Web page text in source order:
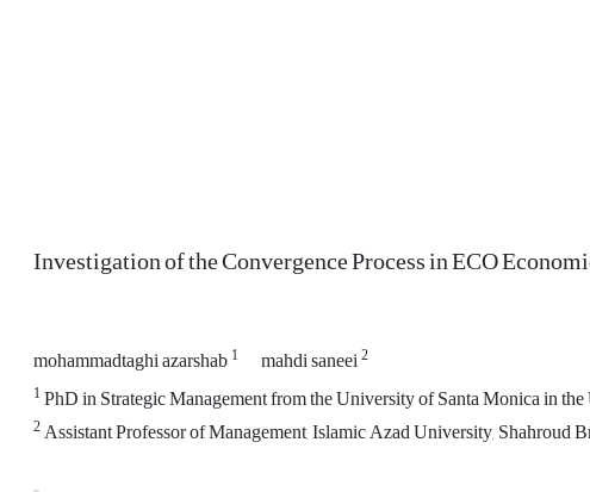
Investigation of the Convergence Process in ECO
mohammadtaghi azarshab1 mahdi saneei2
1PhD in Strategic Management from the University of Santa Monica in
2Assistant Professor of Management, Islamic Azad University, Shahroud